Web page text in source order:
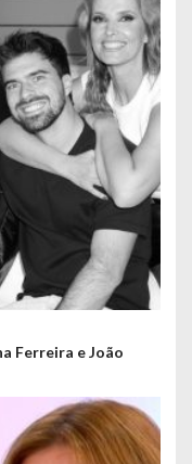
Ferreira e João